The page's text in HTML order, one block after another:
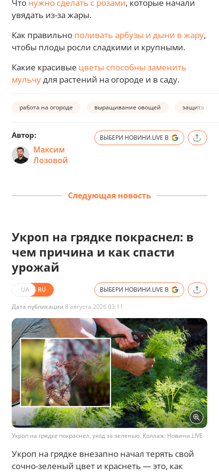
Что нужно сделать с розами, которые начали
увядать из-за жары.
Как правильно поливать арбузы и дыни в жару,
чтобы плоды росли сладкими и крупными.
Какие красивые цветы способны заменить
мульчудля растений на огороде и в саду.
работа на огороде выращивание овощей защита от
Автор:
Максим
Лозовой
ВЫБЕРИ НОВИНИ.LIVE В
Следующая новость
Укроп на грядке покраснел: в
чем причина и как спасти
урожай
UA RU ВЫБЕРИ НОВИНИ.LIVE В
Дата публикации 8 августа 2026 03:11
Укроп на грядке покраснел, уход за зеленью. Коллаж: Новини.LIVE
Укроп на грядке внезапно начал терять свой
сочно-зеленый цвет и краснеть — это, как